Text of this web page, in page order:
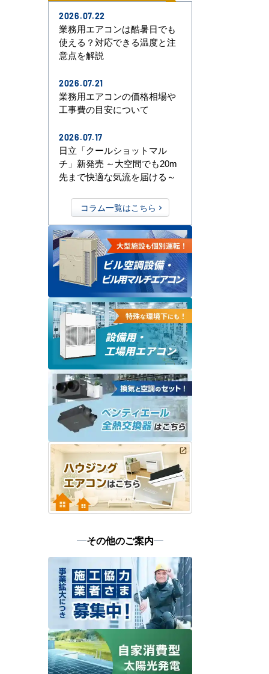
2026.07.22
業務用エアコンは酷暑日でも
使える？対応できる温度と注
意点を解説
2026.07.21
業務用エアコンの価格相場や
工事費の目安について
2026.07.17
日立「クールショットマル
チ」新発売 ～大空間でも20m
先まで快適な気流を届ける～
コラム一覧はこちら
その他のご案内